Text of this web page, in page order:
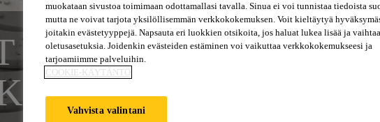
TEOLLISEEN
muokataan sivustoa toimimaan odottamallasi tavalla. Sinua ei voi tunnistaa tiedoista
mutta ne voivat tarjota yksilöllisemmän verkkokokemuksen. Voit kieltäytyä
joitakin evästetyyppejä. Napsauta eri luokkien otsikoita, jos haluat lukea lisää ja vaihtaa
oletusasetuksia. Joidenkin evästeiden estäminen voi vaikuttaa verkkokokemukseesi ja
tarjoamiimme palveluihin.
COOKIE-KÄYTÄNTÖ
Vahvista valintani